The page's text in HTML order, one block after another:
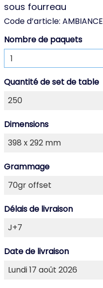
sous fourreau
Code d’article: AMBIANCE
Nombre de paquets
Quantité de set de table
Dimensions
Grammage
Délais de livraison
Date de livraison